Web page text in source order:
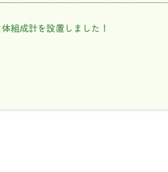
組成計を設置しました！